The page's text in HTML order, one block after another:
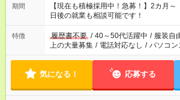
たくない」 など、ご希望を教えてくださいね。 ※W
の方へ 今ご覧のお仕事で希望する勤務
の勤務時間。 合計で週40時間を超える
期間
【現在も積極採用中！急募！】2カ月
日後の就業も相談可能です！
特徴 履歴書不要 / 40～50代活躍中 / 服装自
上の大量募集 / 電話対応なし / パソコン
気になる！ 応募する